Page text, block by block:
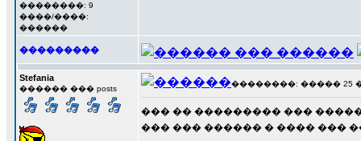
��������: 9
����/����:
������
���������
Stefania
������ ��� posts
��������: ����� 25 ���
��� �� ��������� ���
��� ��� ������ � ���� ���